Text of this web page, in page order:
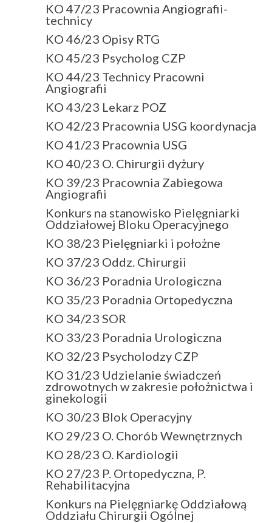
KO 47/23 Pracownia Angiografii-
technicy
KO 46/23 Opisy RTG
KO 45/23 Psycholog CZP
KO 44/23 Technicy Pracowni
Angiografii
KO 43/23 Lekarz POZ
KO 42/23 Pracownia USG koordynacja
KO 41/23 Pracownia USG
KO 40/23 O. Chirurgii dyżury
KO 39/23 Pracownia Zabiegowa
Angiografii
Konkurs na stanowisko Pielęgniarki
Oddziałowej Bloku Operacyjnego
KO 38/23 Pielęgniarki i położne
KO 37/23 Oddz. Chirurgii
KO 36/23 Poradnia Urologiczna
KO 35/23 Poradnia Ortopedyczna
KO 34/23 SOR
KO 33/23 Poradnia Urologiczna
KO 32/23 Psycholodzy CZP
KO 31/23 Udzielanie świadczeń
zdrowotnych w zakresie położnictwa i
ginekologii
KO 30/23 Blok Operacyjny
KO 29/23 O. Chorób Wewnętrznych
KO 28/23 O. Kardiologii
KO 27/23 P. Ortopedyczna, P.
Rehabilitacyjna
Konkurs na Pielęgniarkę Oddziałową
Oddziału Chirurgii Ogólnej